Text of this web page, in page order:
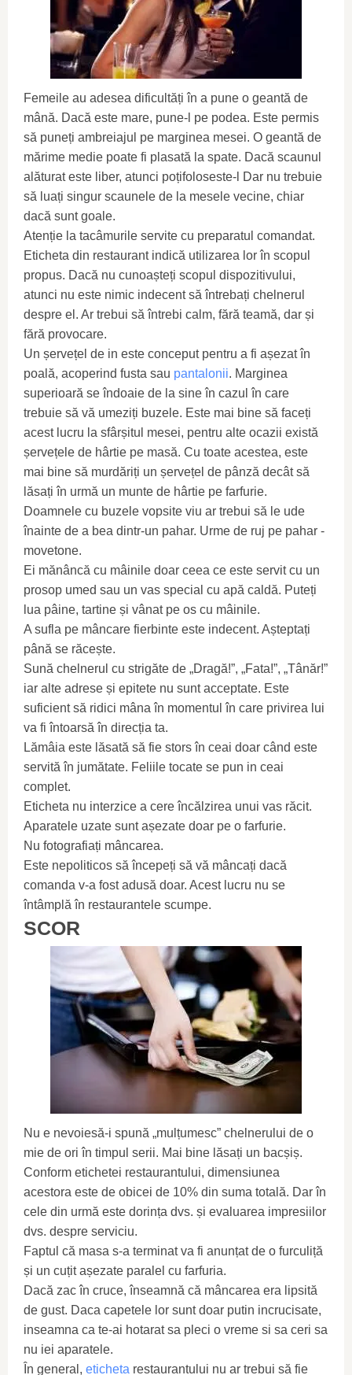
Femeile au adesea dificultăți în a pune o geantă de
mână. Dacă este mare, pune-l pe podea. Este permis
să puneți ambreiajul pe marginea mesei. O geantă de
mărime medie poate fi plasată la spate. Dacă scaunul
alăturat este liber, atunci poțifoloseste-l Dar nu trebuie
să luați singur scaunele de la mesele vecine, chiar
dacă sunt goale.
Atenție la tacâmurile servite cu preparatul comandat.
Eticheta din restaurant indică utilizarea lor în scopul
propus. Dacă nu cunoașteți scopul dispozitivului,
atunci nu este nimic indecent să întrebați chelnerul
despre el. Ar trebui să întrebi calm, fără teamă, dar și
fără provocare.
Un șervețel de in este conceput pentru a fi așezat în
poală, acoperind fusta sau pantalonii. Marginea
superioară se îndoaie de la sine în cazul în care
trebuie să vă umeziți buzele. Este mai bine să faceți
acest lucru la sfârșitul mesei, pentru alte ocazii există
șervețele de hârtie pe masă. Cu toate acestea, este
mai bine să murdăriți un șervețel de pânză decât să
lăsați în urmă un munte de hârtie pe farfurie.
Doamnele cu buzele vopsite viu ar trebui să le ude
înainte de a bea dintr-un pahar. Urme de ruj pe pahar -
movetone.
Ei mănâncă cu mâinile doar ceea ce este servit cu un
prosop umed sau un vas special cu apă caldă. Puteți
lua pâine, tartine și vânat pe os cu mâinile.
A sufla pe mâncare fierbinte este indecent. Așteptați
până se răcește.
Sună chelnerul cu strigăte de „Dragă!”, „Fata!”, „Tânăr!”
iar alte adrese și epitete nu sunt acceptate. Este
suficient să ridici mâna în momentul în care privirea lui
va fi întoarsă în direcția ta.
Lămâia este lăsată să fie stors în ceai doar când este
servită în jumătate. Feliile tocate se pun in ceai
complet.
Eticheta nu interzice a cere încălzirea unui vas răcit.
Aparatele uzate sunt așezate doar pe o farfurie.
Nu fotografiați mâncarea.
Este nepoliticos să începeți să vă mâncați dacă
comanda v-a fost adusă doar. Acest lucru nu se
întâmplă în restaurantele scumpe.
SCOR
Nu e nevoiesă-i spună „mulțumesc” chelnerului de o
mie de ori în timpul serii. Mai bine lăsați un bacșiș.
Conform etichetei restaurantului, dimensiunea
acestora este de obicei de 10% din suma totală. Dar în
cele din urmă este dorința dvs. și evaluarea impresiilor
dvs. despre serviciu.
Faptul că masa s-a terminat va fi anunțat de o furculiță
și un cuțit așezate paralel cu farfuria.
Dacă zac în cruce, înseamnă că mâncarea era lipsită
de gust. Daca capetele lor sunt doar putin incrucisate,
inseamna ca te-ai hotarat sa pleci o vreme si sa ceri sa
nu iei aparatele.
În general, eticheta restaurantului nu ar trebui să fie